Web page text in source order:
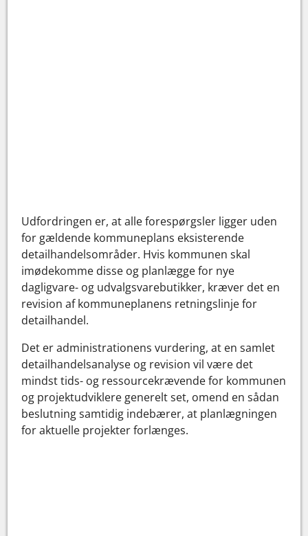
Udfordringen er, at alle forespørgsler ligger uden
for gældende kommuneplans eksisterende
detailhandelsområder. Hvis kommunen skal
imødekomme disse og planlægge for nye
dagligvare- og udvalgsvarebutikker, kræver det en
revision af kommuneplanens retningslinje for
detailhandel.
Det er administrationens vurdering, at en samlet
detailhandelsanalyse og revision vil være det
mindst tids- og ressourcekrævende for kommunen
og projektudviklere generelt set, omend en sådan
beslutning samtidig indebærer, at planlægningen
for aktuelle projekter forlænges.